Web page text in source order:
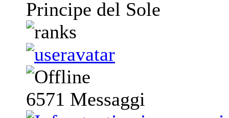
Principe del Sole
6571 Messaggi